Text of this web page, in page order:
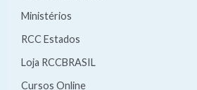
Ministérios
RCC Estados
Loja RCCBRASIL
Cursos Online